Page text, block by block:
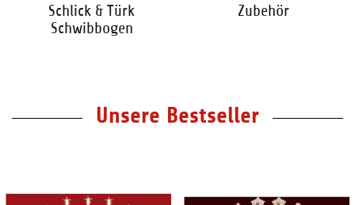
Schlick & Türk
Schwibbogen
Zubehör
Unsere Bestseller